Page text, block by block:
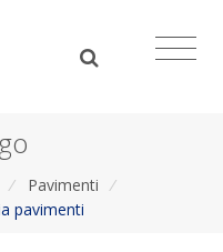
/ Pavimenti /
pavimenti